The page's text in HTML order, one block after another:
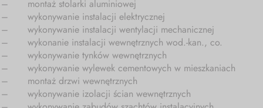
–
montaż stolarki aluminiowej
–
wykonywanie instalacji elektrycznej
–
wykonywanie instalacji wentylacji mechanicznej
–
wykonanie instalacji wewnętrznych wod.-kan., co.
–
wykonywanie tynków wewnętrznych
–
wykonywanie wylewek cementowych w mieszkaniach
–
montaż drzwi wewnętrznych
–
wykonywanie izolacji ścian wewnętrznych